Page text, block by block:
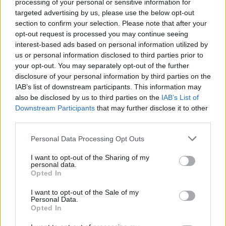
processing of your personal or sensitive information for
targeted advertising by us, please use the below opt-out
section to confirm your selection. Please note that after your
opt-out request is processed you may continue seeing
interest-based ads based on personal information utilized by
us or personal information disclosed to third parties prior to
your opt-out. You may separately opt-out of the further
disclosure of your personal information by third parties on the
IAB’s list of downstream participants. This information may
also be disclosed by us to third parties on the IAB’s List of
Downstream Participants that may further disclose it to other
Personal Data Processing Opt Outs
I want to opt-out of the Sharing of my
personal data.
Opted In
I want to opt-out of the Sale of my
Personal Data.
Opted In
szakképzés
szakközépiskola
szakképzés átalakítása
nemzetgazdasági minisztérium
szakiskola
szakiskolai képzés
szakiskolai oktatás
Több mint kétszer annyi diák jutott be a